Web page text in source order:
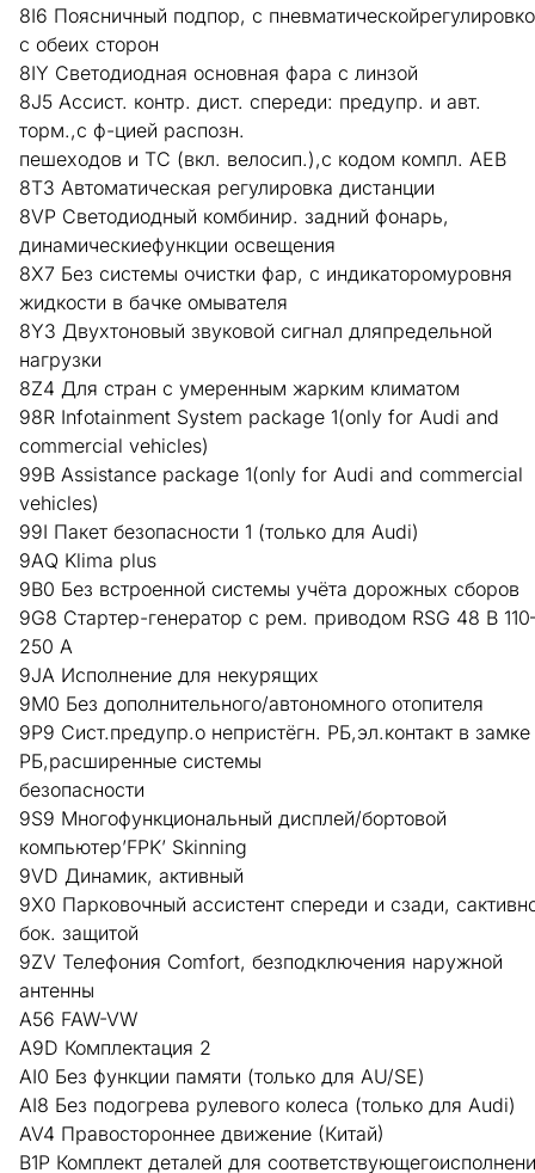
8I6 Поясничный подпор, с
с обеих сторон
8IY Светодиодная основная фара с линзой
8J5 Ассист. контр. дист. спереди: предупр. и авт.
торм.,с ф-цией распозн.
пешеходов и ТС (вкл. велосип.),с кодом компл. AEB
8T3 Автоматическая регулировка дистанции
8VP Светодиодный комбинир. задний фонарь,
динамическиефункции освещения
8X7 Без системы очистки фар, с индикаторомуровня
жидкости в бачке омывателя
8Y3 Двухтоновый звуковой сигнал дляпредельной
нагрузки
8Z4 Для стран с умеренным жарким климатом
98R Infotainment System package 1(only for Audi and
commercial vehicles)
99B Assistance package 1(only for Audi and commercial
vehicles)
99I Пакет безопасности 1 (только для Audi)
9AQ Klima plus
9B0 Без встроенной системы учёта дорожных сборов
9G8 Стартер-генератор с рем. приводом RSG 48 В
250 А
9JA Исполнение для некурящих
9M0 Без дополнительного/автономного отопителя
9P9 Сист.предупр.о непристёгн. РБ,эл.контакт в замке
РБ,расширенные системы
безопасности
9S9 Многофункциональный дисплей/бортовой
компьютер’FPK’ Skinning
9VD Динамик, активный
9X0 Парковочный ассистент спереди и сзади,
бок. защитой
9ZV Телефония Comfort, безподключения наружной
антенны
A56 FAW-VW
A9D Комплектация 2
AI0 Без функции памяти (только для AU/SE)
AI8 Без подогрева рулевого колеса (только для Audi)
AV4 Правостороннее движение (Китай)
B1P Комплект деталей для